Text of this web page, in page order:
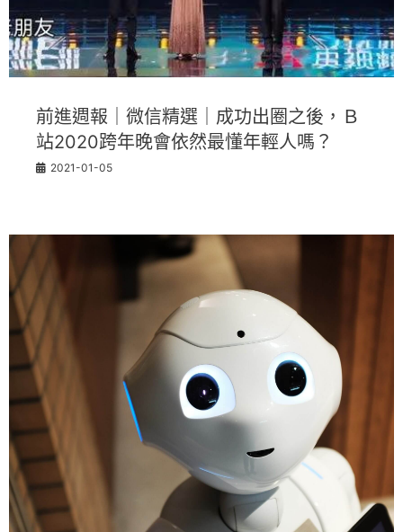
前進週報｜微信精選｜成功出圈之後，Ｂ
站2020跨年晚會依然最懂年輕人嗎？
2021-01-05